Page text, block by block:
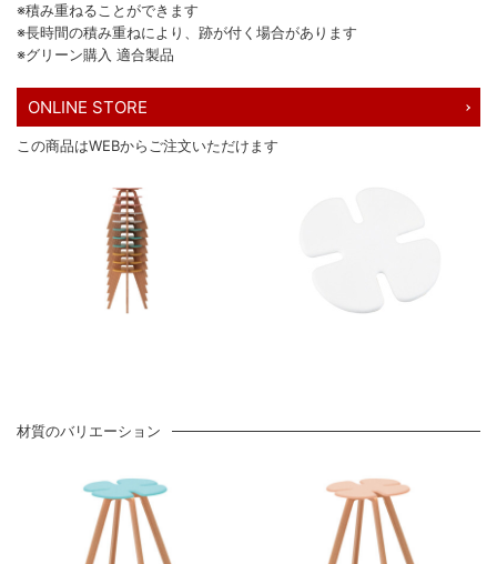
※積み重ねることができます
※長時間の積み重ねにより、跡が付く場合があります
※グリーン購入 適合製品
ONLINE STORE
この商品はWEBからご注文いただけます
材質のバリエーション